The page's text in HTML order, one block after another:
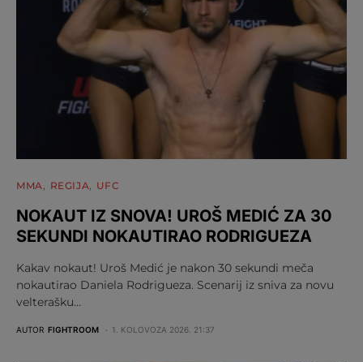
MMA REGIJA UFC
NOKAUT IZ SNOVA! UROŠ MEDIĆ ZA 30
SEKUNDI NOKAUTIRAO RODRIGUEZA
Kakav nokaut! Uroš Medić je nakon 30 sekundi meča
nokautirao Daniela Rodrigueza. Scenarij iz sniva za novu
velterašku…
AUTOR FIGHTROOM 1. KOLOVOZA 2026. 21:37